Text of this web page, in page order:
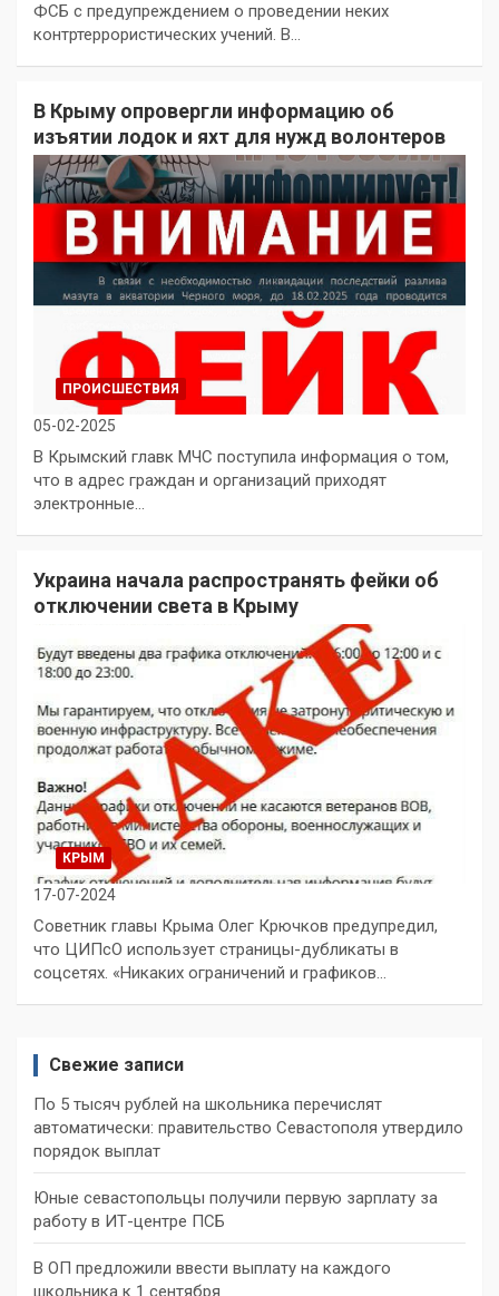
ФСБ с предупреждением о проведении неких
контртеррористических учений. В…
В Крыму опровергли информацию об
изъятии лодок и яхт для нужд волонтеров
ПРОИСШЕСТВИЯ
05-02-2025
В Крымский главк МЧС поступила информация о том,
что в адрес граждан и организаций приходят
электронные…
Украина начала распространять фейки об
отключении света в Крыму
КРЫМ
17-07-2024
Советник главы Крыма Олег Крючков предупредил,
что ЦИПсО использует страницы-дубликаты в
соцсетях. «Никаких ограничений и графиков…
Свежие записи
По 5 тысяч рублей на школьника перечислят
автоматически: правительство Севастополя утвердило
порядок выплат
Юные севастопольцы получили первую зарплату за
работу в ИТ-центре ПСБ
В ОП предложили ввести выплату на каждого
школьника к 1 сентября